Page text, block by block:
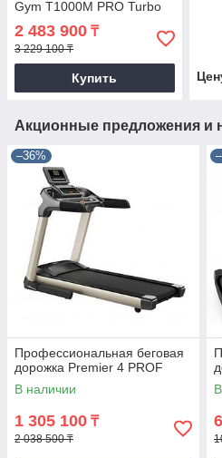
Gym T1000M PRO Turbo
2 483 900 ₸
3 229 100 ₸
Купить
Акционные предложения и
–36%
Профессиональная беговая
дорожка Premier 4 PROF
В наличии
1 305 100 ₸
2 038 500 ₸